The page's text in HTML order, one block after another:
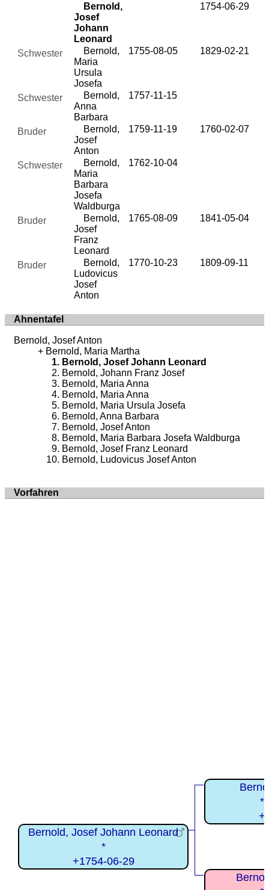
Bernold,
Josef
Johann
Leonard
1754-06-29
Schwester
Bernold,
Maria
Ursula
Josefa
1755-08-05 1829-02-21
Schwester
Bernold,
Anna
Barbara
1757-11-15
Bruder
Bernold,
Josef
Anton
1759-11-19 1760-02-07
Schwester
Bernold,
Maria
Barbara
Josefa
Waldburga
1762-10-04
Bruder
Bernold,
Josef
Franz
Leonard
1765-08-09 1841-05-04
Bruder
Bernold,
Ludovicus
Josef
Anton
1770-10-23 1809-09-11
Ahnentafel
Bernold, Josef Anton
Bernold, Maria Martha
Bernold, Josef Johann Leonard
Bernold, Johann Franz Josef
Bernold, Maria Anna
Bernold, Maria Anna
Bernold, Maria Ursula Josefa
Bernold, Anna Barbara
Bernold, Josef Anton
Bernold, Maria Barbara Josefa Waldburga
Bernold, Josef Franz Leonard
Bernold, Ludovicus Josef Anton
Vorfahren
Bernold, Josef Johann Leonard
*
+1754-06-29